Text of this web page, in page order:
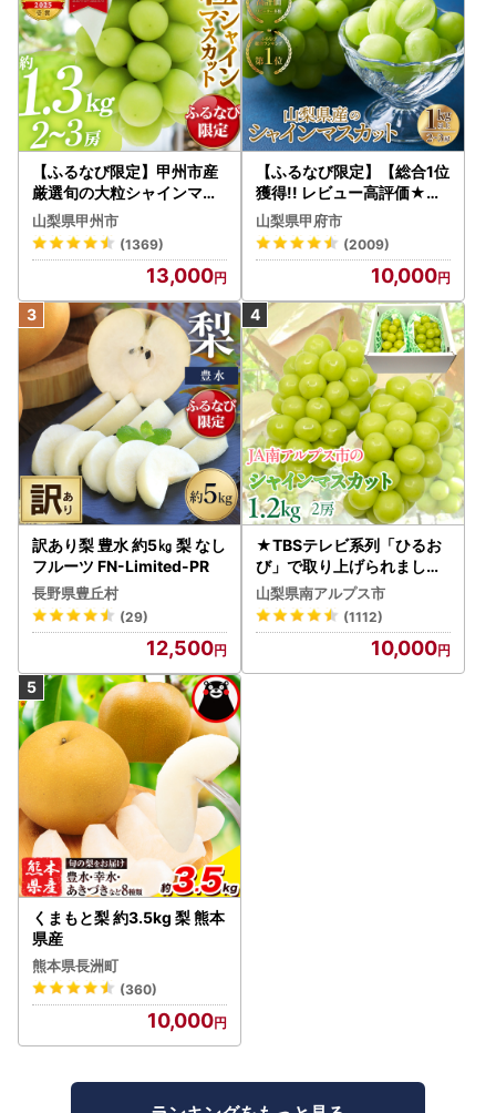
【ふるなび限定】甲州市産
厳選旬の大粒シャインマス
カット 約1.3kg 2～3房【2
026年発送】（MG）B12-
472 FN-Limited-VO シャ
インマスカット フルーツ
山梨県甲州市
(1369)
13,000
【ふるなび限定】【総合1位
獲得!! レビュー高評価★】
〈2026年度配送分〉山梨
県産 シャインマスカット 2
～3房（1.0kg以上）シャイ
ン フルーツ FN-Limited-S
P
山梨県甲府市
(2009)
10,000
訳あり梨 豊水 約5㎏ 梨 なし
フルーツ FN-Limited-PR
長野県豊丘村
(29)
12,500
★TBSテレビ系列「ひるお
び」で取り上げられました
！★＜2026年発送先行予
約＞絶品！南アルプス市産
シャインマスカット1.2kg A
LPAA003 | 人気 山梨産 高
評価 ランキング おすすめ |
山梨県南アルプス市
(1112)
10,000
くまもと梨 約3.5kg 梨 熊本
県産
熊本県長洲町
(360)
10,000